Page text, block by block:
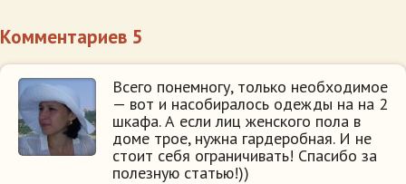
Комментариев 5
Всего понемногу, только необходимое
— вот и насобиралось одежды на на 2
шкафа. А если лиц женского пола в
доме трое, нужна гардеробная. И не
стоит себя ограничивать! Спасибо за
полезную статью!))